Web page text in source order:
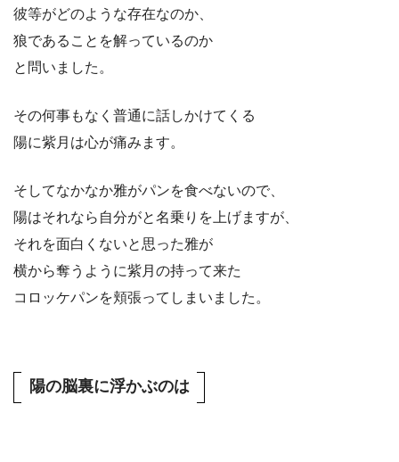
彼等がどのような存在なのか、
狼であることを解っているのか
と問いました。
その何事もなく普通に話しかけてくる
陽に紫月は心が痛みます。
そしてなかなか雅がパンを食べないので、
陽はそれなら自分がと名乗りを上げますが、
それを面白くないと思った雅が
横から奪うように紫月の持って来た
コロッケパンを頬張ってしまいました。
陽の脳裏に浮かぶのは